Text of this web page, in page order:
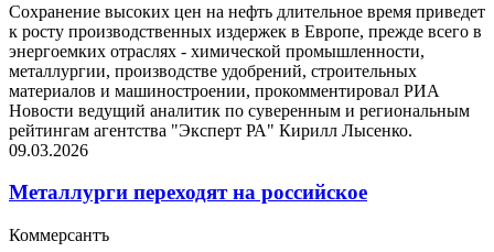
Сохранение высоких цен на нефть длительное время приведет
к росту производственных издержек в Европе, прежде всего в
энергоемких отраслях - химической промышленности,
металлургии, производстве удобрений, строительных
материалов и машиностроении, прокомментировал РИА
Новости ведущий аналитик по суверенным и региональным
рейтингам агентства "Эксперт РА" Кирилл Лысенко.
09.03.2026
Металлурги переходят на российское
Коммерсантъ